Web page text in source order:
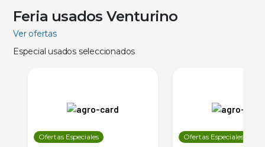
Feria usados Venturino
Ver ofertas
Especial usados seleccionados
Ofertas Especiales Ofertas Especiales